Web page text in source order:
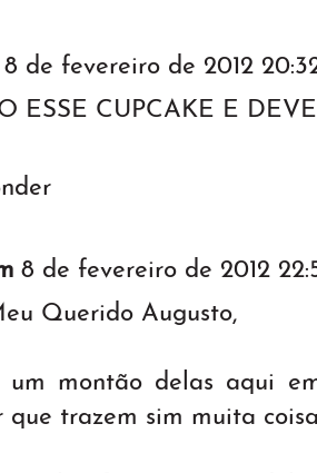
8 de fevereiro de 2012
ESSE CUPCAKE E
8 de fevereiro de 2012
Querido Augusto,
um montão delas aqui
que trazem sim muita